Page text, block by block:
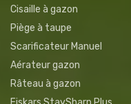
Cisaille à gazon
Piège à taupe
Scarificateur Manuel
Aérateur gazon
Râteau à gazon